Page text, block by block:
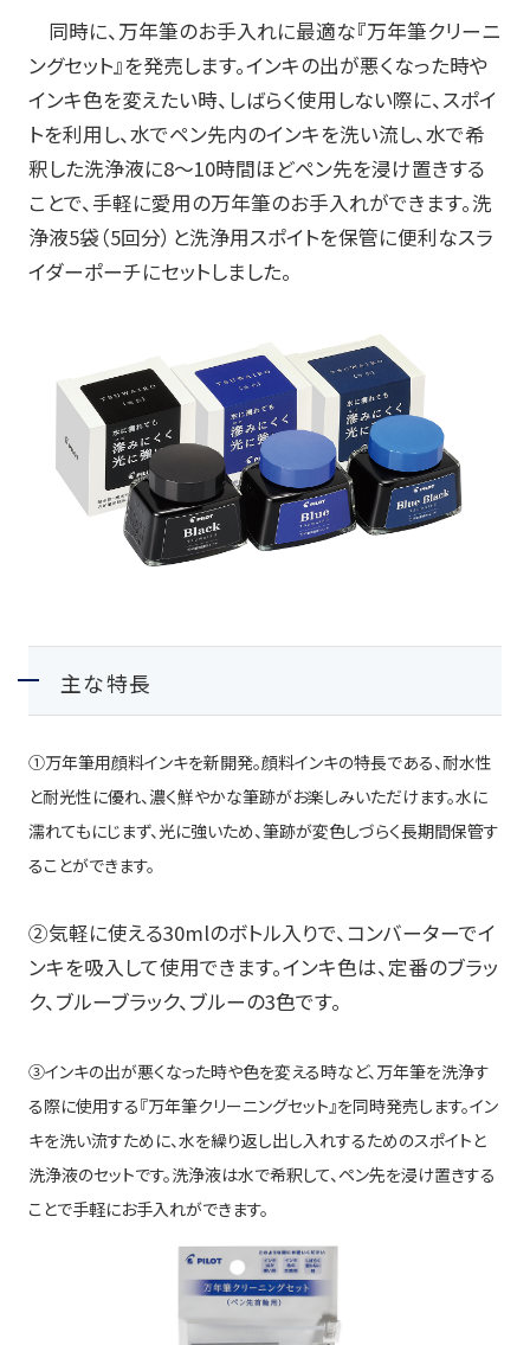
同時に、万年筆のお手入れに最適な『万年筆クリーニ
ングセット』を発売します。インキの出が悪くなった時や
インキ色を変えたい時、しばらく使用しない際に、スポイ
トを利用し、水でペン先内のインキを洗い流し、水で希
釈した洗浄液に8～10時間ほどペン先を浸け置きする
ことで、手軽に愛用の万年筆のお手入れができます。洗
浄液5袋（5回分）と洗浄用スポイトを保管に便利なスラ
イダーポーチにセットしました。
主な特長
①万年筆用顔料インキを新開発。顔料インキの特長である、耐水性
と耐光性に優れ、濃く鮮やかな筆跡がお楽しみいただけます。水に
濡れてもにじまず、光に強いため、筆跡が変色しづらく長期間保管す
ることができます。
②気軽に使える30mlのボトル入りで、コンバーターでイ
ンキを吸入して使用できます。インキ色は、定番のブラッ
ク、ブルーブラック、ブルーの3色です。
③インキの出が悪くなった時や色を変える時など、万年筆を洗浄す
る際に使用する『万年筆クリーニングセット』を同時発売します。イン
キを洗い流すために、水を繰り返し出し入れするためのスポイトと
洗浄液のセットです。洗浄液は水で希釈して、ペン先を浸け置きする
ことで手軽にお手入れができます。